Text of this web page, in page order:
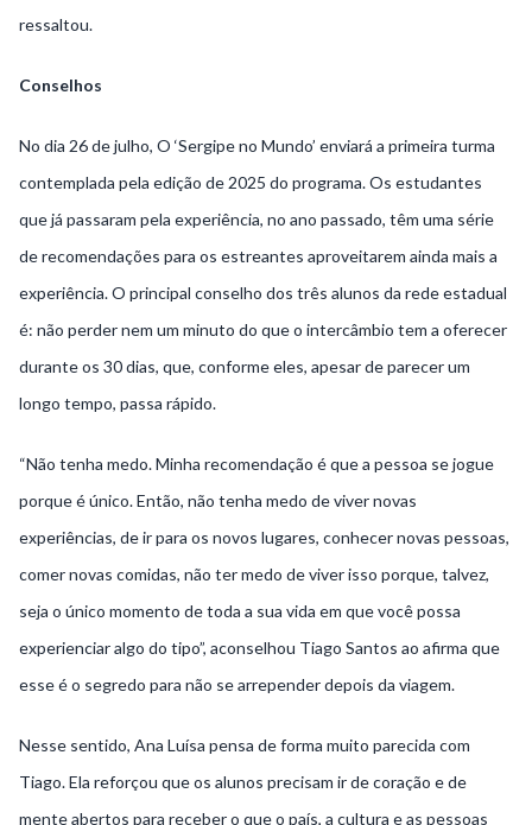
ressaltou.
Conselhos
No dia 26 de julho, O ‘Sergipe no Mundo’ enviará a primeira turma
contemplada pela edição de 2025 do programa. Os estudantes
que já passaram pela experiência, no ano passado, têm uma série
de recomendações para os estreantes aproveitarem ainda mais a
experiência. O principal conselho dos três alunos da rede estadual
é: não perder nem um minuto do que o intercâmbio tem a oferecer
durante os 30 dias, que, conforme eles, apesar de parecer um
longo tempo, passa rápido.
“Não tenha medo. Minha recomendação é que a pessoa se jogue
porque é único. Então, não tenha medo de viver novas
experiências, de ir para os novos lugares, conhecer novas pessoas,
comer novas comidas, não ter medo de viver isso porque, talvez,
seja o único momento de toda a sua vida em que você possa
experienciar algo do tipo”, aconselhou Tiago Santos ao afirma que
esse é o segredo para não se arrepender depois da viagem.
Nesse sentido, Ana Luísa pensa de forma muito parecida com
Tiago. Ela reforçou que os alunos precisam ir de coração e de
mente abertos para receber o que o país, a cultura e as pessoas